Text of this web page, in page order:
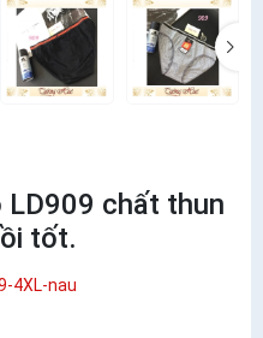
LD909 chất thun
tốt.
4XL-nau